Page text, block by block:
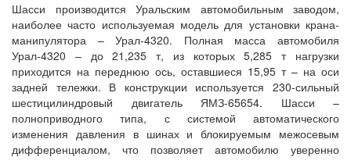
Шасси производится Уральским автомобильным заводом,
наиболее часто используемая модель для установки крана-
манипулятора – Урал-4320. Полная масса автомобиля
Урал-4320 – до 21,235 т, из которых 5,285 т нагрузки
приходится на переднюю ось, оставшиеся 15,95 т – на оси
задней тележки. В конструкции используется 230-сильный
шестицилиндровый двигатель ЯМЗ-65654. Шасси –
полноприводного типа, с системой автоматического
изменения давления в шинах и блокируемым межосевым
дифференциалом, что позволяет автомобилю уверенно